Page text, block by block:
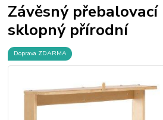
Závěsný
sklopný přírodní
Doprava ZDARMA